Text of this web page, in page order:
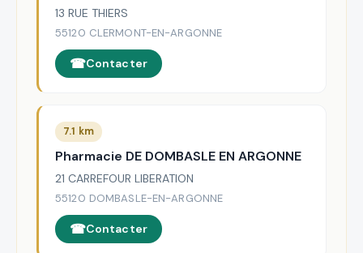
13 RUE THIERS
55120 CLERMONT-EN-ARGONNE
Contacter
7.1 km
Pharmacie DE DOMBASLE EN ARGONNE
21 CARREFOUR LIBERATION
55120 DOMBASLE-EN-ARGONNE
Contacter